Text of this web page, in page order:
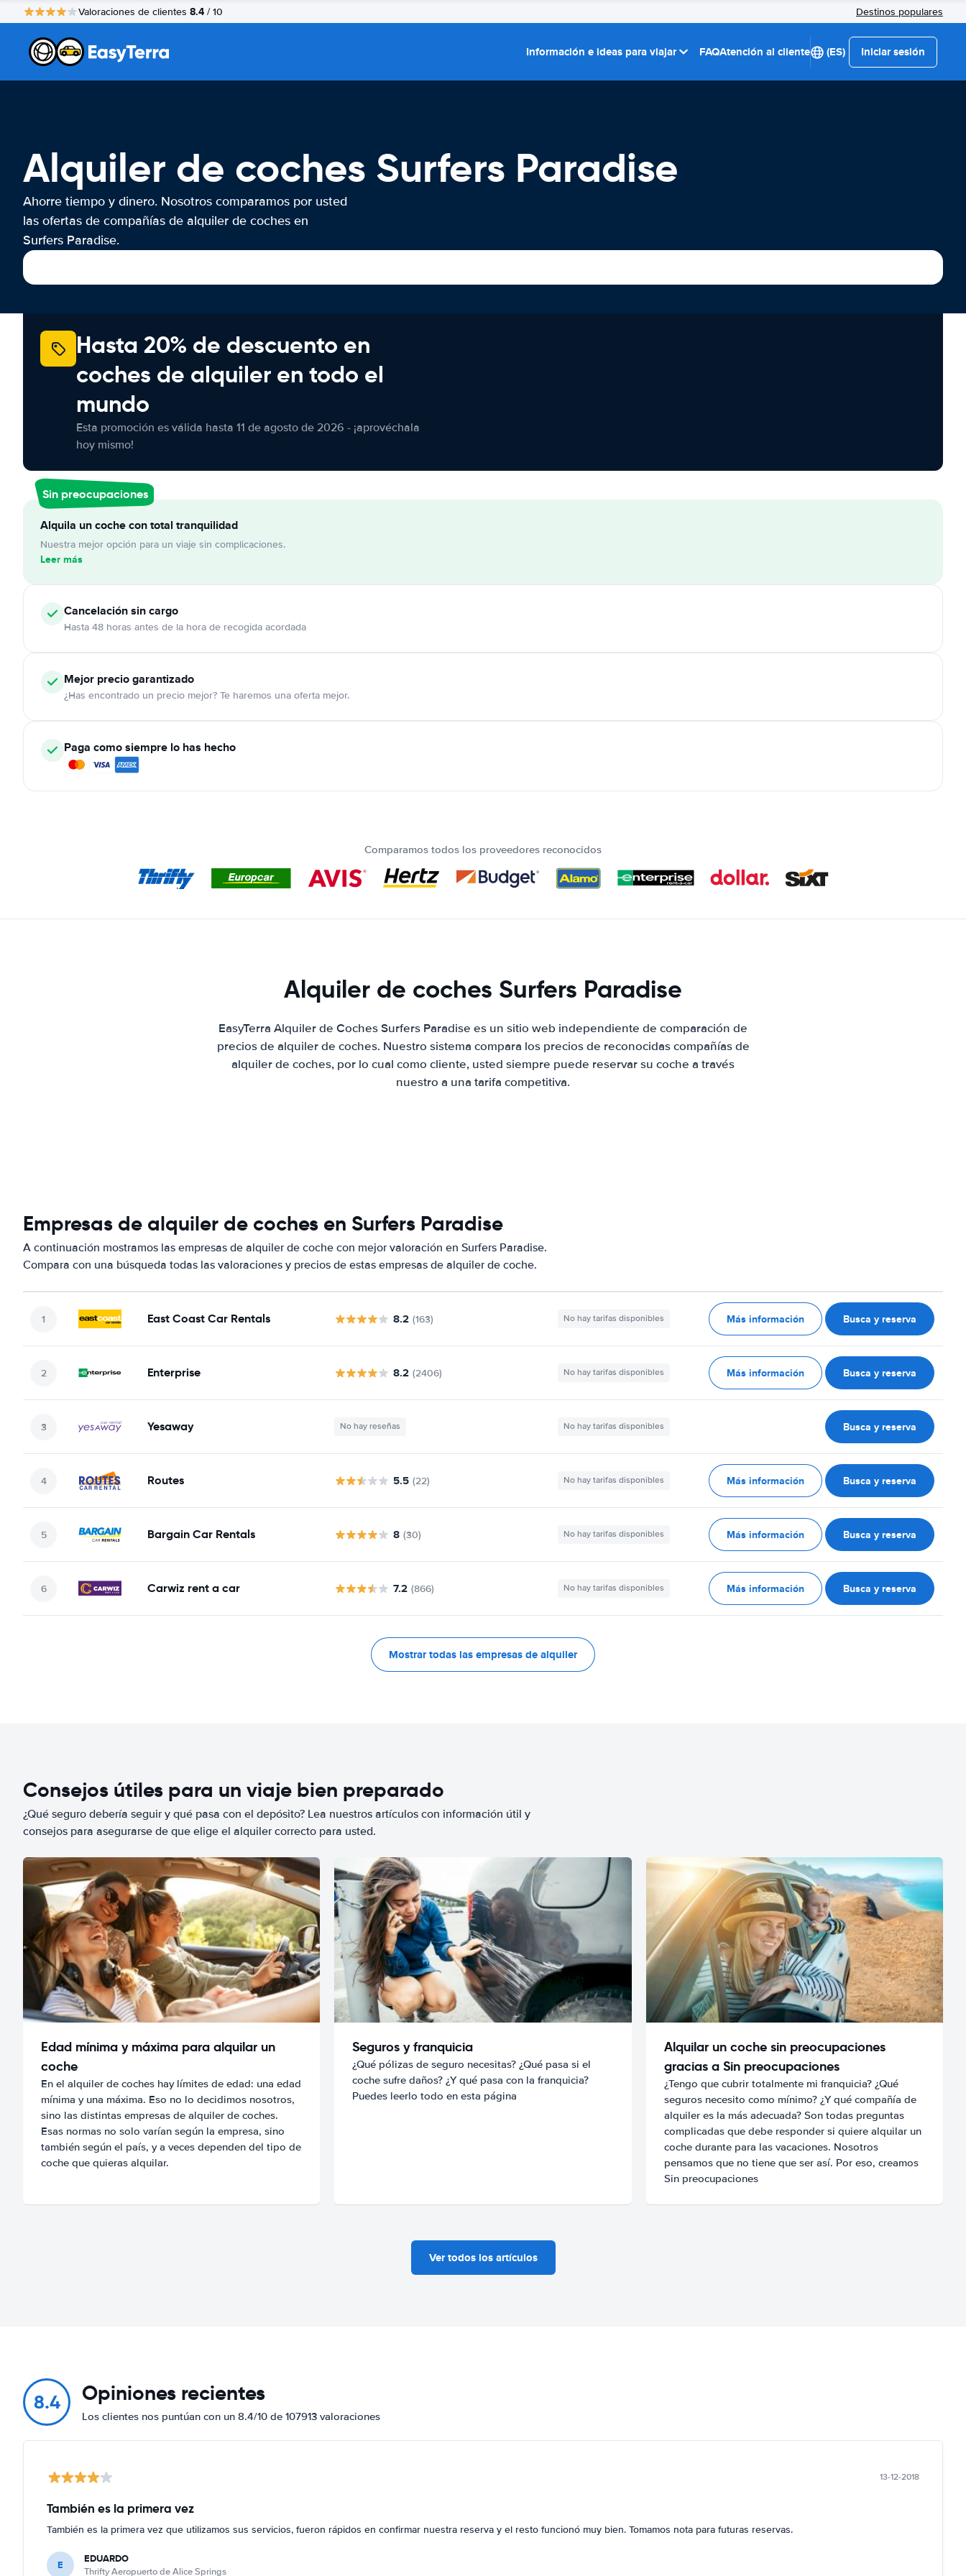
Valoraciones de clientes 8.4 / 10 Destinos populares
Información e ideas para viajar FAQAtención al cliente (ES) Iniciar sesión
Alquiler de coches Surfers Paradise
Ahorre tiempo y dinero. Nosotros comparamos por usted
las ofertas de compañías de alquiler de coches en
Surfers Paradise.
Hasta 20% de descuento en
coches de alquiler en todo el
mundo
Esta promoción es válida hasta 11 de agosto de 2026 - ¡aprovéchala
hoy mismo!
Sin preocupaciones
Alquila un coche con total tranquilidad
Nuestra mejor opción para un viaje sin complicaciones.
Leer más
Cancelaciónsin cargo
Hasta 48 horas antes de la hora de recogida acordada
Mejor precio garantizado
¿Has encontrado un precio mejor? Te haremos una oferta mejor.
Paga como siempre lo has hecho
Comparamos todos los proveedores reconocidos
Alquiler de coches Surfers Paradise
EasyTerra Alquiler de Coches Surfers Paradise es un sitio web independiente de comparación de
precios de alquiler de coches. Nuestro sistema compara los precios de reconocidas compañías de
alquiler de coches, por lo cual como cliente, usted siempre puede reservar su coche a través
nuestro a una tarifa competitiva.
Empresas de alquiler de coches en Surfers Paradise
A continuación mostramos las empresas de alquiler de coche con mejor valoración en Surfers Paradise.
Compara con una búsqueda todas las valoraciones y precios de estas empresas de alquiler de coche.
East Coast Car Rentals 8.2 (163) No hay tarifas disponibles Más información Busca y reserva
Enterprise 8.2 (2406) No hay tarifas disponibles Más información Busca y reserva
Yesaway No hay reseñas No hay tarifas disponibles Busca y reserva
Routes 5.5 (22) No hay tarifas disponibles Más información Busca y reserva
Bargain Car Rentals 8 (30) No hay tarifas disponibles Más información Busca y reserva
Carwiz rent a car 7.2 (866) No hay tarifas disponibles Más información Busca y reserva
Mostrar todas las empresas de alquiler
Consejos útiles para un viaje bien preparado
¿Qué seguro debería seguir y qué pasa con el depósito? Lea nuestros artículos con información útil y
consejos para asegurarse de que elige el alquiler correcto para usted.
Edad mínima y máxima para alquilar un
coche
En el alquiler de coches hay límites de edad: una edad
mínima y una máxima. Eso no lo decidimos nosotros,
sino las distintas empresas de alquiler de coches.
Esas normas no solo varían según la empresa, sino
también según el país, y a veces dependen del tipo de
coche que quieras alquilar.
Seguros y franquicia
¿Qué pólizas de seguro necesitas? ¿Qué pasa si el
coche sufre daños? ¿Y qué pasa con la franquicia?
Puedes leerlo todo en esta página
Alquilar un coche sin preocupaciones
gracias a Sin preocupaciones
¿Tengo que cubrir totalmente mi franquicia? ¿Qué
seguros necesito como mínimo? ¿Y qué compañía de
alquiler es la más adecuada? Son todas preguntas
complicadas que debe responder si quiere alquilar un
coche durante para las vacaciones. Nosotros
pensamos que no tiene que ser así. Por eso, creamos
Sin preocupaciones
Ver todos los artículos
8.4 Opiniones recientes
Los clientes nos puntúan con un 8.4/10 de 107913 valoraciones
13-12-2018
También es la primera vez
También es la primera vez que utilizamos sus servicios, fueron rápidos en confirmar nuestra reserva y el resto funcionó muy bien. Tomamos nota para futuras reservas.
E EDUARDO
Thrifty Aeropuerto de Alice Springs